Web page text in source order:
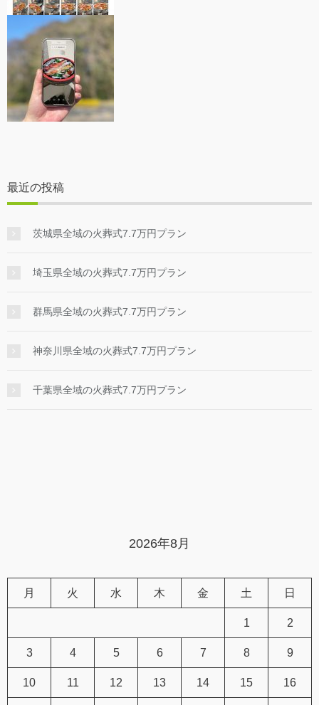
最近の投稿
茨城県全域の火葬式7.7万円プラン
埼玉県全域の火葬式7.7万円プラン
群馬県全域の火葬式7.7万円プラン
神奈川県全域の火葬式7.7万円プラン
千葉県全域の火葬式7.7万円プラン
2026年8月
月 火 水 木 金 土 日
1 2
3 4 5 6 7 8 9
10 11 12 13 14 15 16